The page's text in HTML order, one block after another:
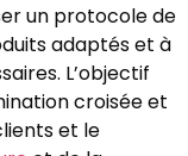
un protocole de
adaptés et à
L’objectif
croisée et
et le